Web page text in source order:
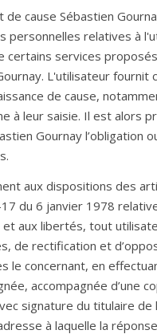
de cause Sébastien
personnelles relatives à
certains services
L'utilisateur fournit
de cause,
à leur saisie. Il est alors
Gournay l’obligation
aux dispositions des
du 6 janvier 1978
aux libertés, tout
de rectification et
le concernant, en
accompagnée d’une
signature du titulaire de
à laquelle la